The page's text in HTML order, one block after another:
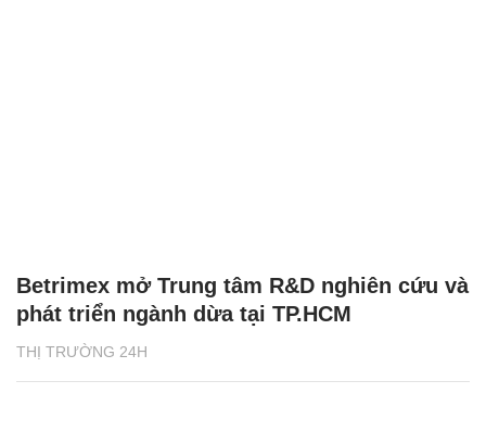
THỊ TRƯỜNG 24H
Betrimex mở Trung tâm R&D nghiên cứu và
phát triển ngành dừa tại TP.HCM